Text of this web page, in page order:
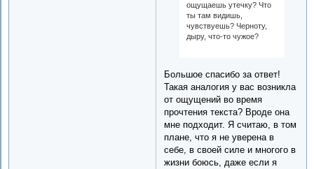
ощущаешь утечку? Что
ты там видишь,
чувствуешь? Черноту,
дыру, что-то чужое?
Большое спасибо за ответ!
Такая аналогия у вас возникла
от ощущений во время
прочтения текста? Вроде она
мне подходит. Я считаю, в том
плане, что я не уверена в
себе, в своей силе и многого в
жизни боюсь, даже если я